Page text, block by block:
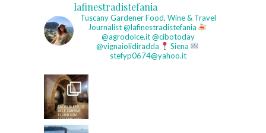
lafinestradistefania
Tuscany GardenerFood, Wine & Travel
Journalist@lafinestradistefania
@agrodolce.it @cibotoday
@vignaiolidiradda
Siena
stefyp0674@yahoo.it